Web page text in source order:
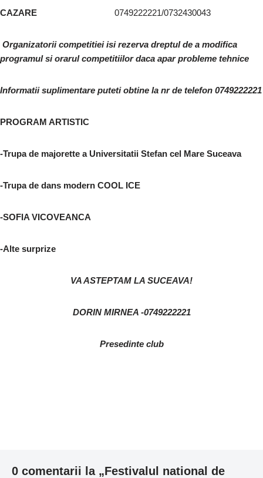
CAZARE 0749222221/0732430043
Organizatorii competitiei isi rezerva dreptul de a modifica
programul si orarul competitiilor daca aparprobleme tehnice
Informatii suplimentare puteti obtine la nr de telefon 0749222221
PROGRAM ARTISTIC
-Trupa de majorette a Universitatii Stefan cel Mare Suceava
-Trupa de dans modern COOL ICE
-SOFIA VICOVEANCA
-Alte surprize
VA ASTEPTAM LA SUCEAVA!
DORIN MIRNEA -0749222221
Presedinte club
0 comentarii la „Festivalul national de